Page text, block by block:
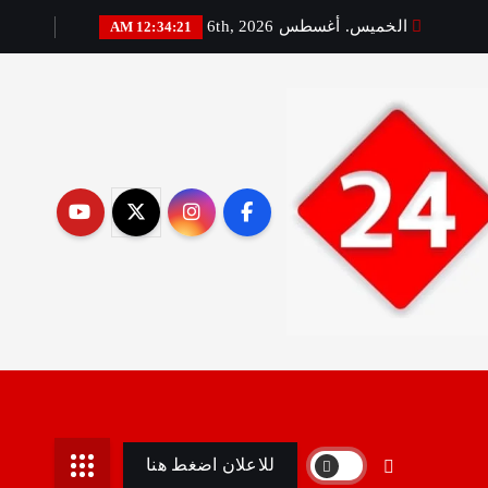
الخميس. أغسطس 6th, 2026 12:34:22 AM
أمين
للاعلان اضغط هنا